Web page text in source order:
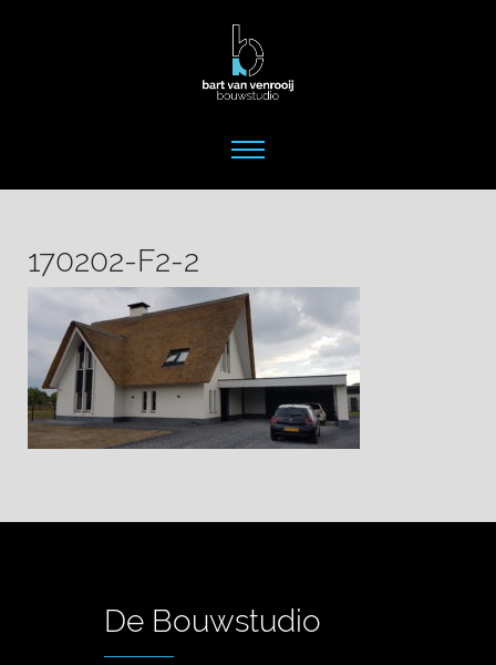
170202-F2-2
De Bouwstudio